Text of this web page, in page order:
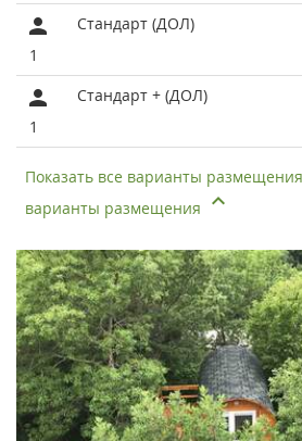
1
Стандарт (ДОЛ)
1
Стандарт + (ДОЛ)
Показать все варианты размещения
варианты размещения